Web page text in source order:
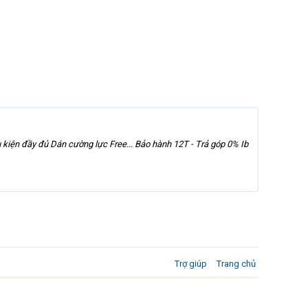
đầy đủ Dán cường lực Free... Bảo hành 12T - Trả góp 0% Ib
Trợ giúp Trang chủ